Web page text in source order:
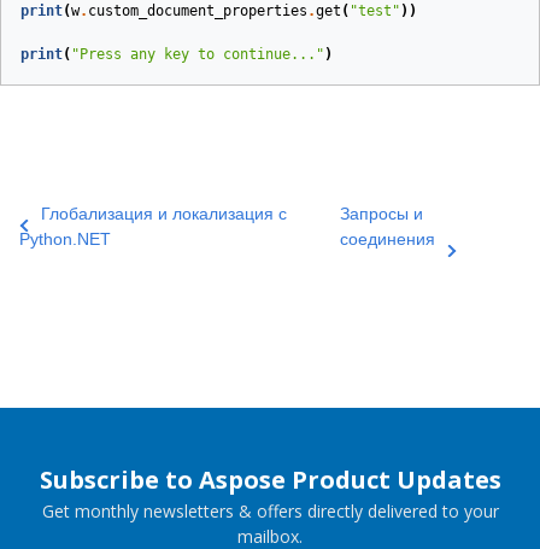
print(w. custom_document_properties .get ( "test" ))
print( "Press any key to continue..." )
Глобализация и локализация с
Python.NET
Запросы и
соединения
Subscribe to Aspose Product Updates
Get monthly newsletters & offers directly delivered to your
mailbox.